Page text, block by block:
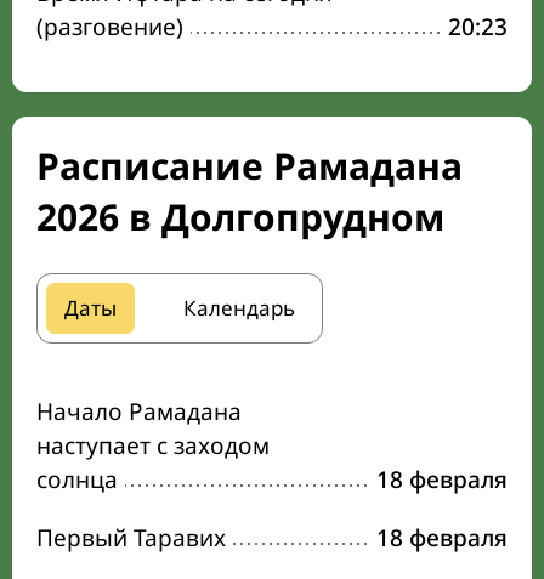
(разговение)
20:23
Расписание Рамадана
2026 в Долгопрудном
Даты Календарь
Начало Рамадана
наступает с заходом
солнца
18 февраля
Первый Таравих
18 февраля